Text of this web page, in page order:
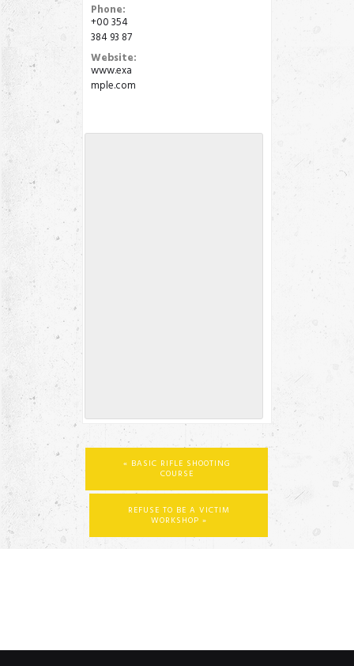
Phone:
+00 354
384 93 87
Website:
www.exa
mple.com
« BASIC RIFLE SHOOTING
COURSE
REFUSE TO BE A VICTIM
WORKSHOP »